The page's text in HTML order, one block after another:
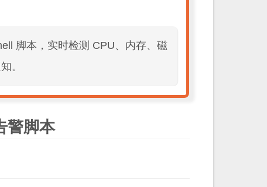
脚本，实时检测 CPU、内存、磁
。
警脚本